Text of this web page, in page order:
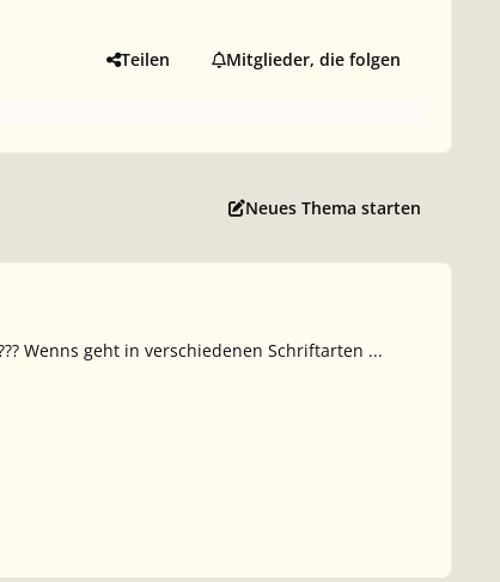
Teilen Mitglieder, die folgen
Neues Thema starten
Wenns geht in verschiedenen Schriftarten ...